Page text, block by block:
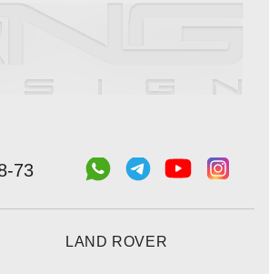
73
LAND ROVER